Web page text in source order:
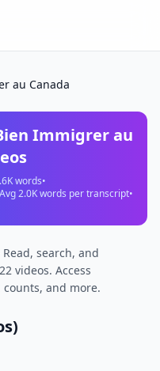
au Canada
Immigrer au
words•
Avg2.0Kwords per transcript•
search, and
videos. Access
and more.